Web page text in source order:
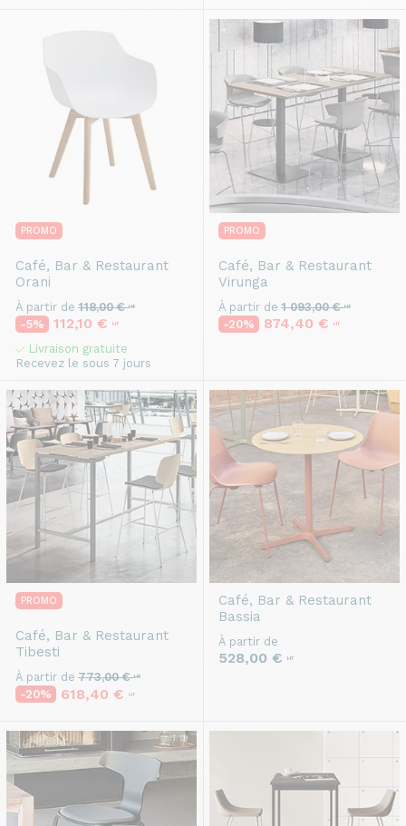
PROMO
Café, Bar & Restaurant
Orani
À partir de 118,00 €HT
-5% 112,10 € HT
Livraison gratuite
Recevez le sous 7 jours
PROMO
Café, Bar & Restaurant
Virunga
À partir de 1 093,00 €HT
-20% 874,40 € HT
PROMO
Café, Bar & Restaurant
Tibesti
À partir de 773,00 €HT
-20% 618,40 € HT
Café, Bar & Restaurant
Bassia
À partir de
528,00 € HT